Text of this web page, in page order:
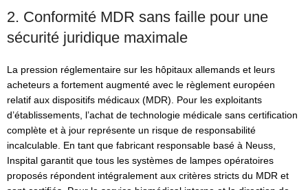
2. Conformité MDR sans faille pour une
sécurité juridique maximale
La pression réglementaire sur les hôpitaux allemands et leurs
acheteurs a fortement augmenté avec le règlement européen
relatif aux dispositifs médicaux (MDR). Pour les exploitants
d’établissements, l’achat de technologie médicale sans certification
complète et à jour représente un risque de responsabilité
incalculable. En tant que fabricant responsable basé à Neuss,
Inspital garantit que tous les systèmes de lampes opératoires
proposés répondent intégralement aux critères stricts du MDR et